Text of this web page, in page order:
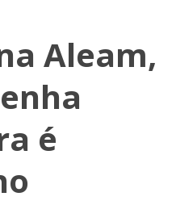
Aleam,
é